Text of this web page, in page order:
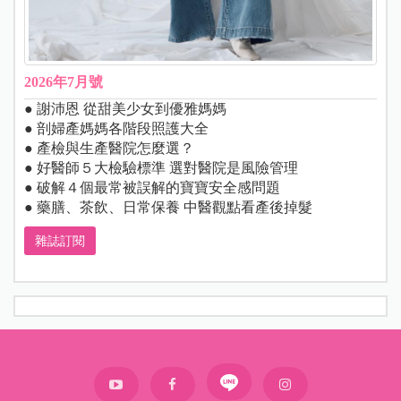
2026年7月號
● 謝沛恩 從甜美少女到優雅媽媽
● 剖婦產媽媽各階段照護大全
● 產檢與生產醫院怎麼選？
● 好醫師５大檢驗標準 選對醫院是風險管理
● 破解４個最常被誤解的寶寶安全感問題
● 藥膳、茶飲、日常保養 中醫觀點看產後掉髮
雜誌訂閱